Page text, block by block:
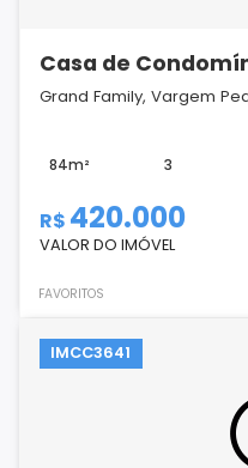
Casa de
Grand Family, Vargem
84m² 3
R$ 420.000
VALOR DO IMÓVEL
FAVORITOS
IMCC3641